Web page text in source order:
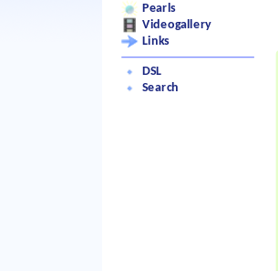
Pearls
Videogallery
Links
DSL
Search